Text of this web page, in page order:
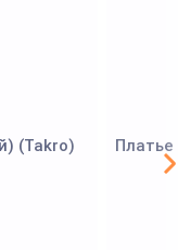
(Takro)